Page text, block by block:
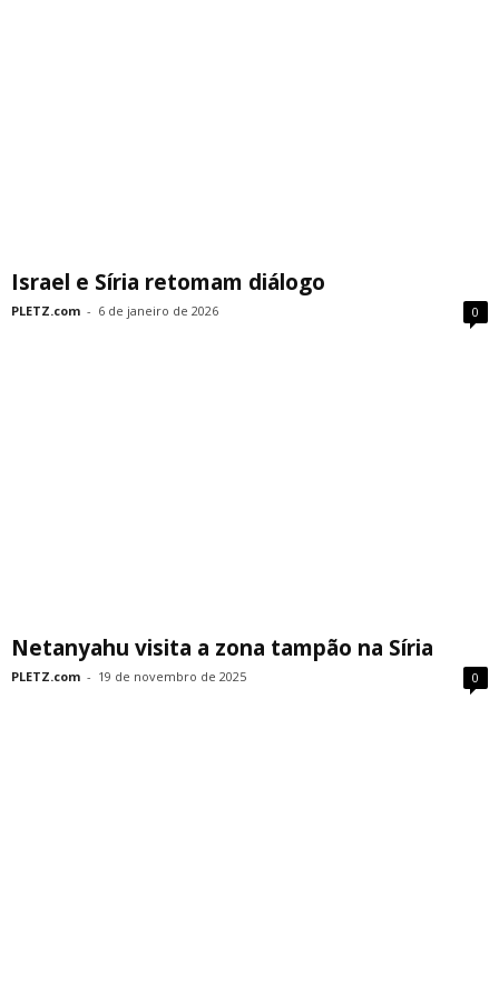
Israel e Síria retomam diálogo
PLETZ.com - 6 de janeiro de 2026 0
Netanyahu visita a zona tampão na Síria
PLETZ.com - 19 de novembro de 2025 0